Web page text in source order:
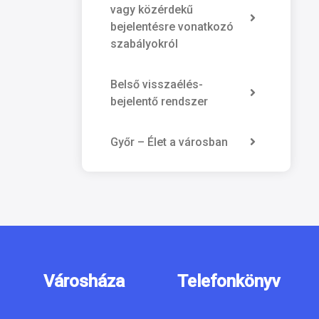
vagy közérdekű
bejelentésre vonatkozó
szabályokról
Belső visszaélés-
bejelentő rendszer
Győr – Élet a városban
Városháza Telefonkönyv